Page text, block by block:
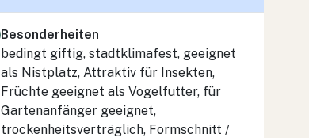
Besonderheiten
bedingt giftig, stadtklimafest, geeignet
als Nistplatz, Attraktiv für Insekten,
Früchte geeignet als Vogelfutter, für
Gartenanfänger geeignet,
trockenheitsverträglich, Formschnitt /